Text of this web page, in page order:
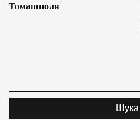
Томашполя